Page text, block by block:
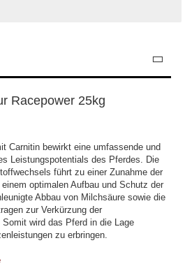
Racepower 25kg
Carnitin bewirkt eine umfassende und
Leistungspotentials des Pferdes. Die
führt zu einer Zunahme der
optimalen Aufbau und Schutz der
Abbau von Milchsäure sowie die
zur Verkürzung der
wird das Pferd in die Lage
zu erbringen.